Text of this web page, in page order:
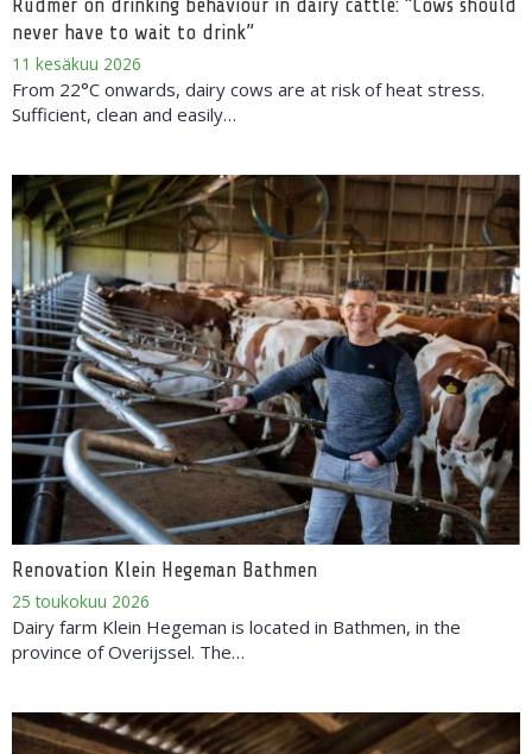
Rudmer on drinking behaviour in dairy cattle: “Cows should
never have to wait to drink”
11 kesäkuu 2026
From 22°C onwards, dairy cows are at risk of heat stress.
Sufficient, clean and easily…
Renovation Klein Hegeman Bathmen
25 toukokuu 2026
Dairy farm Klein Hegeman is located in Bathmen, in the
province of Overijssel. The…